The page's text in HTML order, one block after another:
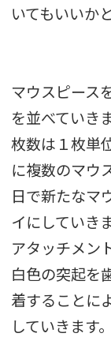
いてもいいか
マウスピース
を並べていき
枚数は１枚単
に複数のマウ
日で新たなマ
イにしていき
アタッチメン
白色の突起を
着することに
していきます。